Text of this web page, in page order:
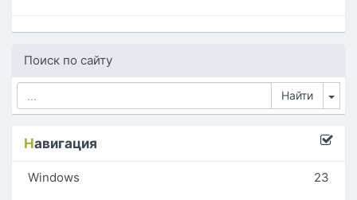
Поиск по сайту
Навигация
Windows 23